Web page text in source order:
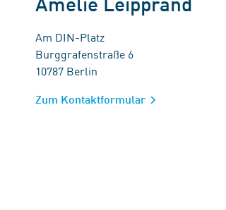
Am DIN-Platz
Burggrafenstraße 6
10787 Berlin
Zum Kontaktformular